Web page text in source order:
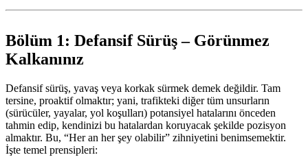
Bölüm 1: Defansif Sürüş – Görünmez
Kalkanınız
Defansif sürüş, yavaş veya korkak sürmek demek değildir. Tam
tersine, proaktif olmaktır; yani, trafikteki diğer tüm unsurların
(sürücüler, yayalar, yol koşulları) potansiyel hatalarını önceden
tahmin edip, kendinizi bu hatalardan koruyacak şekilde pozisyon
almaktır. Bu, “Her an her şey olabilir” zihniyetini benimsemektir.
İşte temel prensipleri: